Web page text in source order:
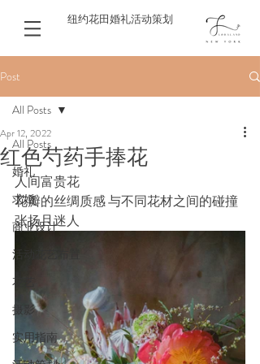
纽约花田婚礼活动策划
Post
All Posts
婚礼
求婚
商业设计
活动花艺布置
花艺
摄影
实用指南
All Posts
红色芍药手捧花
Apr 12, 2022
人间富贵花
花瓣的丝绸质感 与不同花材之间的碰撞
张扬且迷人